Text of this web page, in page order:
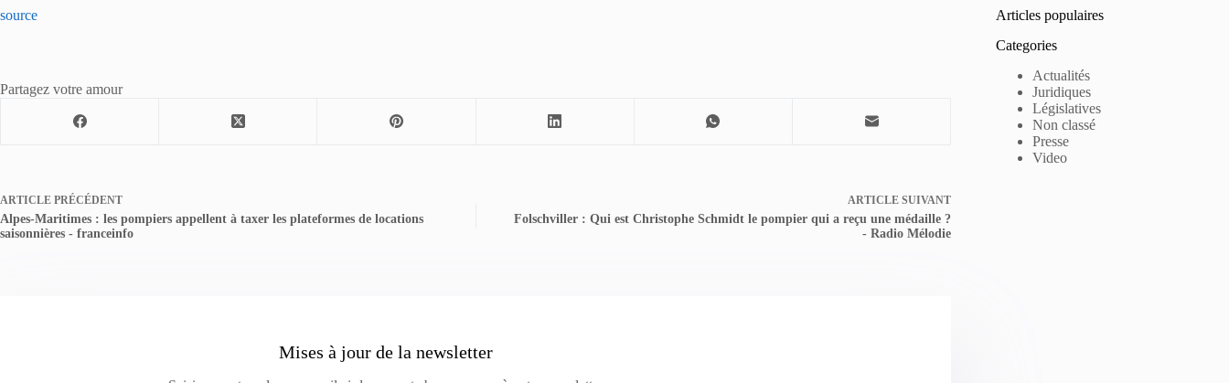
source
Partagez votre amour
ARTICLE PRÉCÉDENT
Alpes-Maritimes : les pompiers appellent à taxer les plateformes de locations
saisonnières - franceinfo
ARTICLE SUIVANT
Folschviller : Qui est Christophe Schmidt le pompier qui a reçu une médaille ?
- Radio Mélodie
Mises à jour de la newsletter
Articles populaires
Categories
Actualités
Juridiques
Législatives
Non classé
Presse
Video